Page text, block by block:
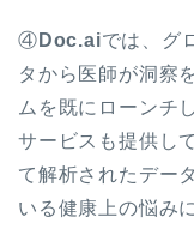
④ Doc.aiでは、
グ
タから医師が洞察
ムを既にローンチ
サービスも提供し
て解析されたデー
いる健康上の悩み